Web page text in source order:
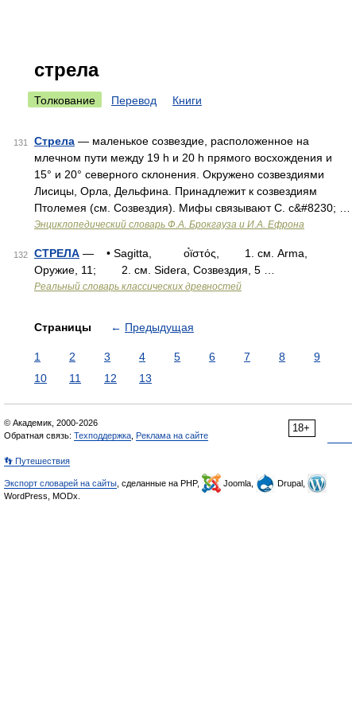
стрела
Толкование Перевод Книги
131 Стрела — маленькое созвездие, расположенное на
млечном пути между 19 h и 20 h прямого восхождения и
15° и 20° северного склонения. Окружено созвездиями
Лисицы, Орла, Дельфина. Принадлежит к созвездиям
Птолемея (см. Созвездия). Мифы связывают С. с&#8230; …
Энциклопедический словарь Ф.А. Брокгауза и И.А. Ефрона
132 СТРЕЛА — • Sagitta, ο̉ϊστός, 1. см. Arma,
Оружие, 11; 2. см. Sidera, Созвездия, 5 …
Реальный словарь классических древностей
Страницы ← Предыдущая
1 2 3 4 5 6 7 8
9
10
11 12 13
18+
© Академик, 2000-2026
Обратная связь: Техподдержка Реклама на сайте
👣 Путешествия
Экспорт словарей на сайты , сделанные на PHP, Joomla,
Drupal,
WordPress, MODx.